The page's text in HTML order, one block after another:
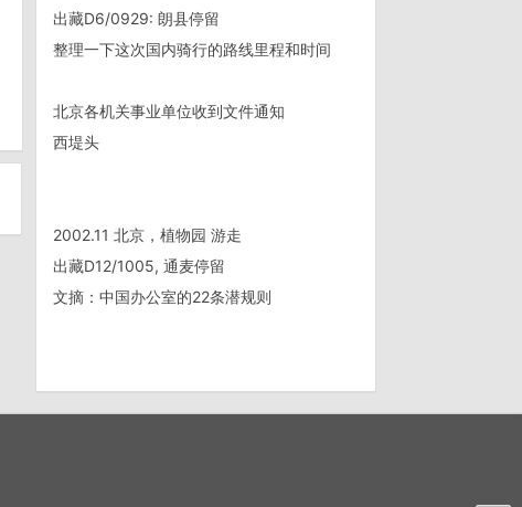
出藏D6/0929: 朗县停留
整理一下这次国内骑行的路线里程和时间
北京各机关事业单位收到文件通知
西堤头
2002.11 北京，植物园 游走
出藏D12/1005, 通麦停留
文摘：中国办公室的22条潜规则